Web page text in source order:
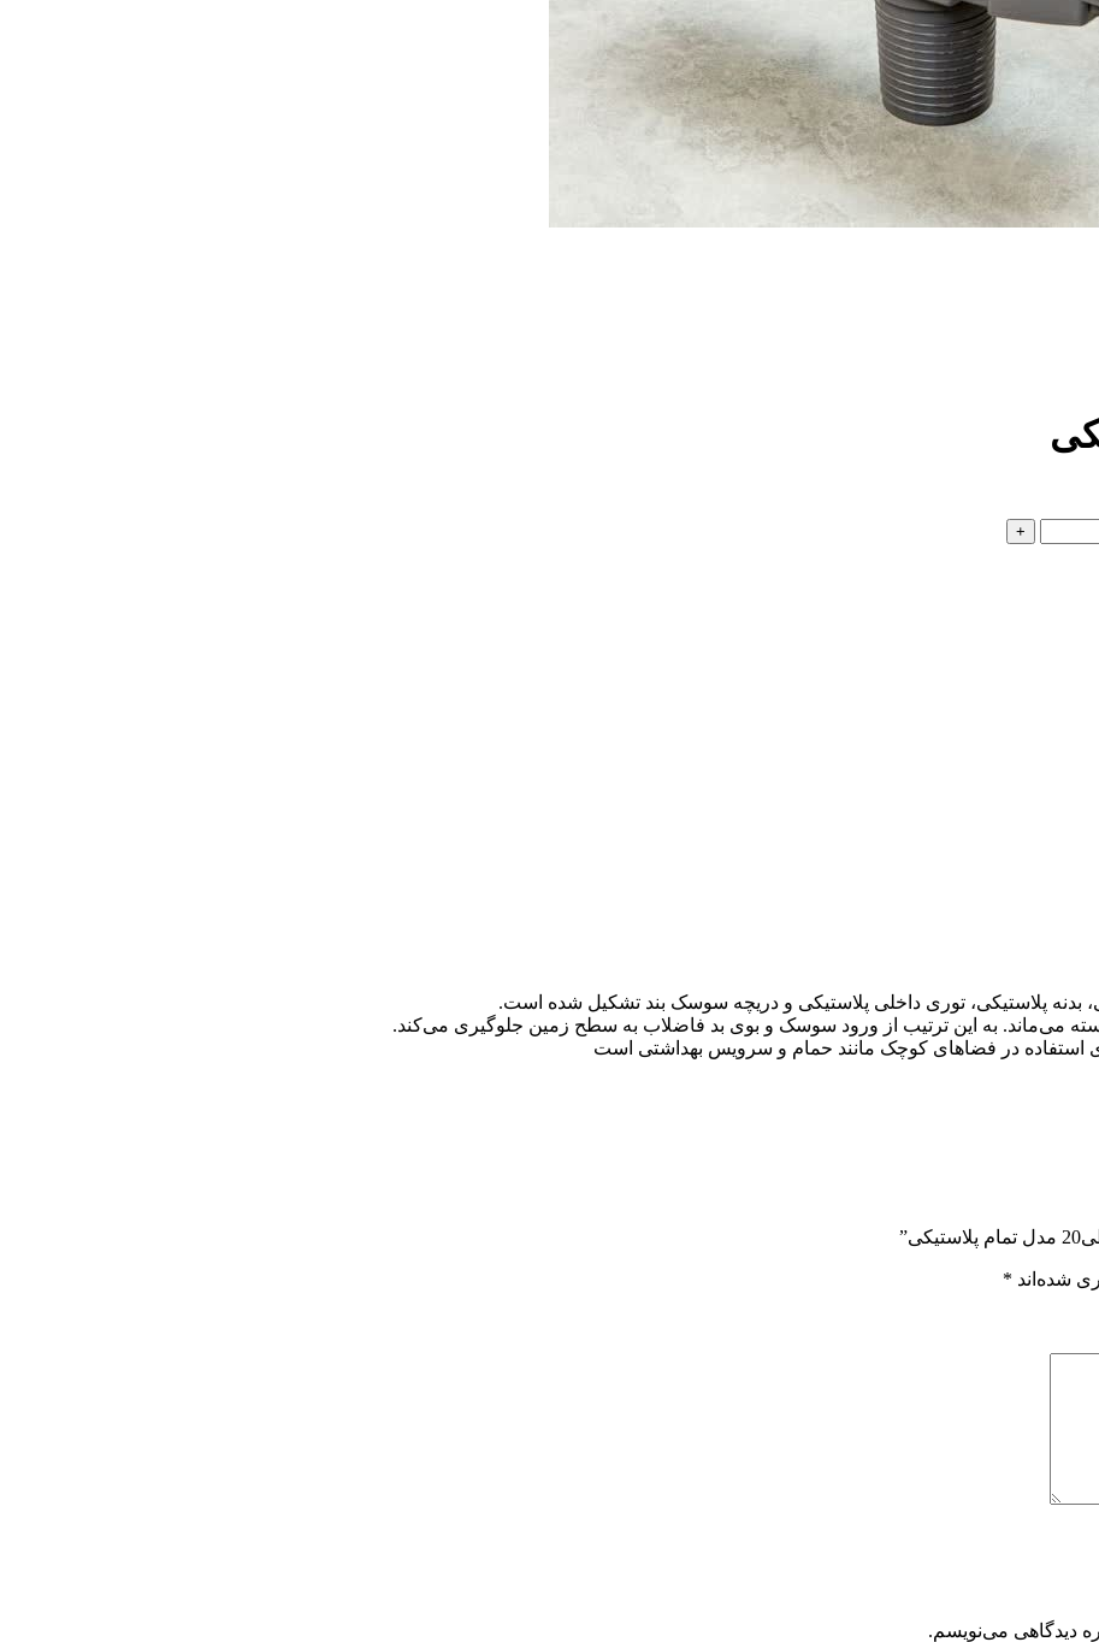
می‌ماند. به این ترتیب از ورود سوسک و بوی بد فاضلاب به سطح زمین جلوگیری می‌کند.
شده‌اند *
دیدگاهی می‌نویسم.